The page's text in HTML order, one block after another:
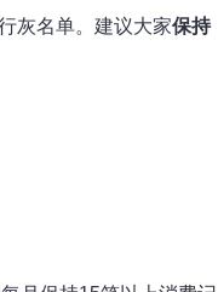
灰名单。建议大家保持